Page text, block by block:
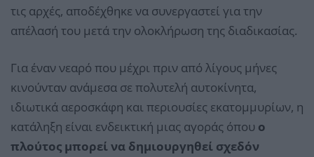
τις αρχές, αποδέχθηκε να συνεργαστεί για την
απέλασή του μετά την ολοκλήρωση της διαδικασίας.
Για έναν νεαρό που μέχρι πριν από λίγους μήνες
κινούνταν ανάμεσα σε πολυτελή αυτοκίνητα,
ιδιωτικά αεροσκάφη και περιουσίες εκατομμυρίων, η
κατάληξη είναι ενδεικτική μιας αγοράς όπου ο
πλούτος μπορεί να δημιουργηθεί σχεδόν